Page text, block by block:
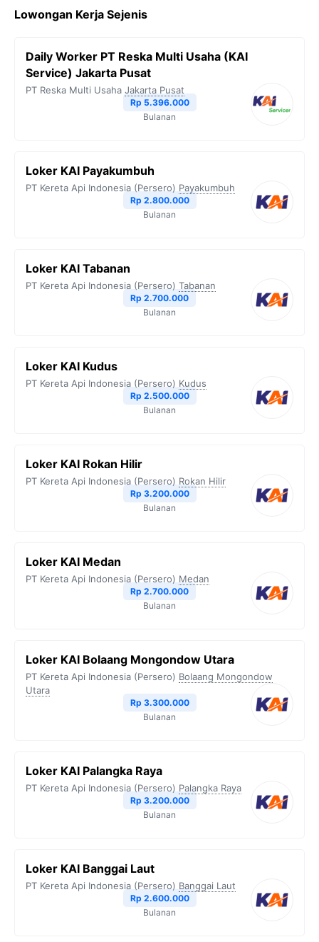
e
o
o
t
e
r
e
r
a
t
A
y
i
n
k
Lowongan Kerja Sejenis
Daily Worker PT Reska Multi Usaha (KAI
Service) Jakarta Pusat
PT Reska Multi Usaha Jakarta Pusat
Rp 5.396.000
Bulanan
Loker KAI Payakumbuh
PT Kereta Api Indonesia (Persero) Payakumbuh
Rp 2.800.000
Bulanan
Loker KAI Tabanan
PT Kereta Api Indonesia (Persero) Tabanan
Rp 2.700.000
Bulanan
Loker KAI Kudus
PT Kereta Api Indonesia (Persero) Kudus
Rp 2.500.000
Bulanan
Loker KAI Rokan Hilir
PT Kereta Api Indonesia (Persero) Rokan Hilir
Rp 3.200.000
Bulanan
Loker KAI Medan
PT Kereta Api Indonesia (Persero) Medan
Rp 2.700.000
Bulanan
Loker KAI Bolaang Mongondow Utara
PT Kereta Api Indonesia (Persero) Bolaang Mongondow
Utara
Rp 3.300.000
Bulanan
Loker KAI Palangka Raya
PT Kereta Api Indonesia (Persero) Palangka Raya
Rp 3.200.000
Bulanan
Loker KAI Banggai Laut
PT Kereta Api Indonesia (Persero) Banggai Laut
Rp 2.600.000
Bulanan